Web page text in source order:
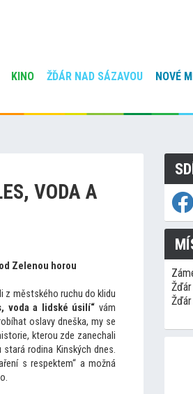
KINO ŽĎÁR NAD SÁZAVOU NOVÉ
VODA A
Zelenou horou
z městského ruchu do klidu
voda a lidské úsilí“ vám
oslavy dneška, my se
kterou zde zanechali
rodina Kinských dnes.
s respektem“ a možná